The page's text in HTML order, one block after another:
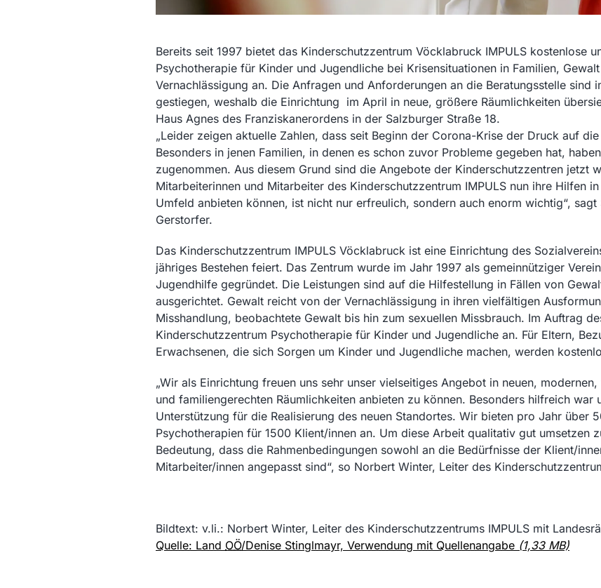
Bereits seit 1997 bietet das Kinderschutzzentrum Vöcklabruck IMPULS kostenlose
Psychotherapie für Kinder und Jugendliche bei Krisensituationen in Familien,
Vernachlässigung an. Die Anfragen und Anforderungen an die Beratungsstelle sind
gestiegen, weshalb die Einrichtung im April in neue, größere Räumlichkeiten
Haus Agnes des Franziskanerordens in der Salzburger Straße 18.
„Leider zeigen aktuelle Zahlen, dass seit Beginn der Corona-Krise der Druck auf
Besonders in jenen Familien, in denen es schon zuvor Probleme gegeben hat,
zugenommen. Aus diesem Grund sind die Angebote der Kinderschutzzentren jetzt
Mitarbeiterinnen und Mitarbeiter des Kinderschutzzentrum IMPULS nun ihre Hilfen
Umfeld anbieten können, ist nicht nur erfreulich, sondern auch enorm wichtig“,
Gerstorfer.
Das Kinderschutzzentrum IMPULS Vöcklabruck ist eine Einrichtung des
jähriges Bestehen feiert. Das Zentrum wurde im Jahr 1997 als gemeinnütziger
Jugendhilfe gegründet. Die Leistungen sind auf die Hilfestellung in Fällen von
ausgerichtet. Gewalt reicht von der Vernachlässigung in ihren vielfältigen
Misshandlung, beobachtete Gewalt bis hin zum sexuellen Missbrauch. Im Auftrag
Kinderschutzzentrum Psychotherapie für Kinder und Jugendliche an. Für Eltern,
Erwachsenen, die sich Sorgen um Kinder und Jugendliche machen, werden
„Wir als Einrichtung freuen uns sehr unser vielseitiges Angebot in neuen,
und familiengerechten Räumlichkeiten anbieten zu können. Besonders hilfreich war
Unterstützung für die Realisierung des neuen Standortes. Wir bieten pro Jahr über
Psychotherapien für 1500 Klient/innen an. Um diese Arbeit qualitativ gut umsetzen
Bedeutung, dass die Rahmenbedingungen sowohl an die Bedürfnisse der Klient/
Mitarbeiter/innen angepasst sind“, so Norbert Winter, Leiter des
Bildtext: v.li.: Norbert Winter, Leiter des Kinderschutzzentrums IMPULS mit
Quelle: Land OÖ/Denise Stinglmayr, Verwendung mit Quellenangabe (1,33 MB)